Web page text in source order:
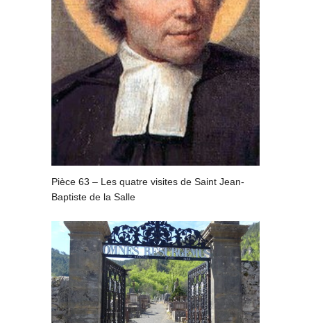
Pièce 63 – Les quatre visites de Saint Jean-
Baptiste de la Salle